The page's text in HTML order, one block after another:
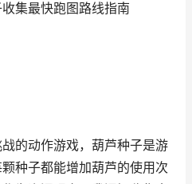
集最快跑图路线指南
的动作游戏，葫芦种子是游
种子都能增加葫芦的使用次